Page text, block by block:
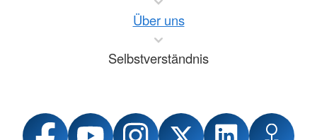
Über uns
Selbstverständnis